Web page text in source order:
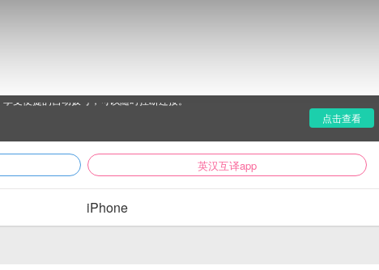
受便捷的自动拨号，可以随时挂断连接。
点击查看
英汉互译app
iPhone